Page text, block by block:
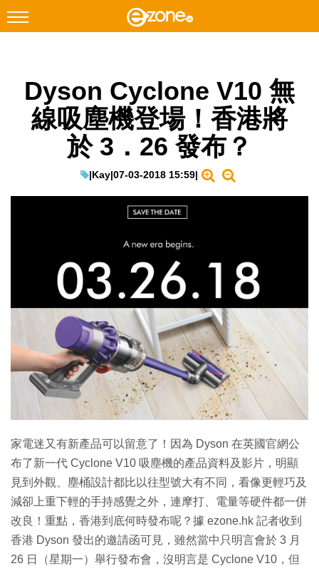
Facebook Instagram
科技焦點
教學評測
生成式AI與雲端應用
Enterprise Digital Transformation
特集
Dyson Cyclone V10 無
線吸塵機登場！香港將
於 3．26 發布？
|Kay|07-03-2018 15:59|
家電迷又有新產品可以留意了！因為 Dyson 在英國官網公
布了新一代 Cyclone V10 吸塵機的產品資料及影片，明顯
見到外觀、塵桶設計都比以往型號大有不同，看像更輕巧及
減卻上重下輕的手持感覺之外，連摩打、電量等硬件都一併
改良！重點，香港到底何時發布呢？據 ezone.hk 記者收到
香港 Dyson 發出的邀請函可見，雖然當中只明言會於 3 月
26 日（星期一）舉行發布會，沒明言是 Cyclone V10，但